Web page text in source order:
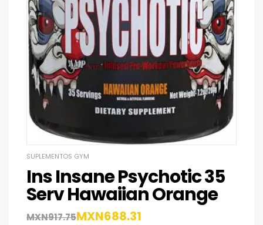
SUPLEMENTOS GYM
Ins Insane Psychotic 35
Serv Hawaiian Orange
MXN917.75MXN688.31